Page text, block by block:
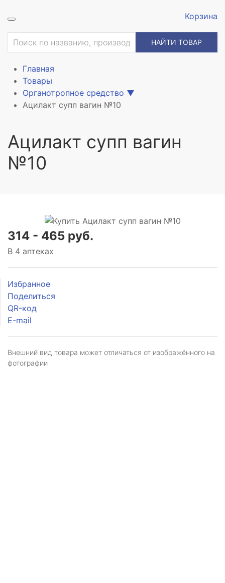
Корзина
НАЙТИ ТОВАР
Главная
Товары
Органотропное средство ▼
Ацилакт супп вагин №10
Ацилакт супп вагин
№10
314 - 465 руб.
В 4 аптеках
Избранное
Поделиться
QR-код
E-mail
Внешний вид товара может отличаться от изображённого на
фотографии